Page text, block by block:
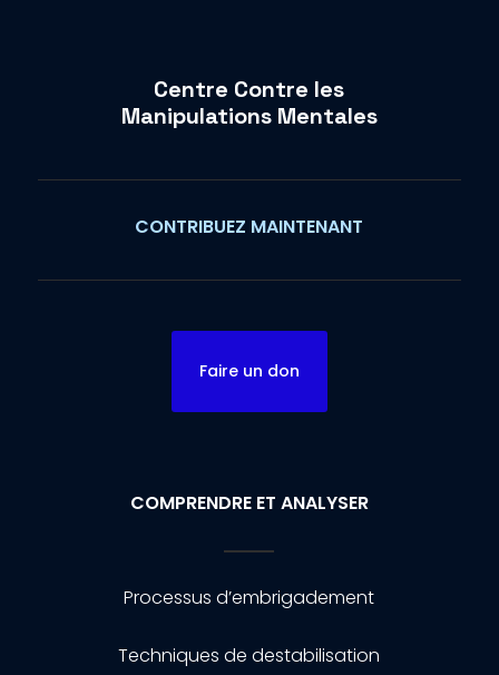
Centre Contre les
Manipulations Mentales
CONTRIBUEZ MAINTENANT
Faire un don
COMPRENDRE ET ANALYSER
Processus d’embrigadement
Techniques de destabilisation